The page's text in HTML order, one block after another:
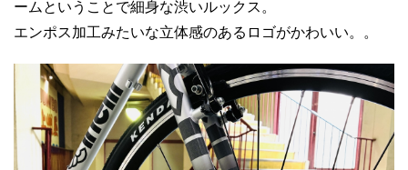
ームということで細身な渋いルックス。
エンポス加工みたいな立体感のあるロゴがかわいい。。